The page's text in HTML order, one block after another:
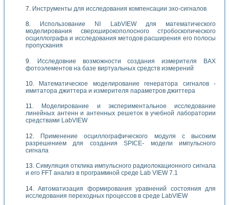
Инструменты для исследования компенсации эхо-сигналов
Использование NI LabVIEW для математического
моделирования сверхширокополосного стробоскопического
осциллографа и исследования методов расширения его полосы
пропускания
Исследовние возможности создания измерителя ВАХ
фотоэлементов на базе виртуальных средств измерений
Математическое моделирование генератора сигналов -
имитатора джиттера и измерителя параметров джиттера
Моделирование и экспериментальное исследование
линейных антенн и антенных решеток в учебной лаборатории
средствами LabVIEW
Применение осциллографического модуля с высоким
разрешением для создания SPICE- модели импульсного
сигнала
Симуляция отклика импульсного радиолокационного сигнала
и его FFT анализ в программной среде Lab VIEW 7.1
Автоматизация формирования уравнений состояния для
исследования переходных процессов в среде LabVIEW